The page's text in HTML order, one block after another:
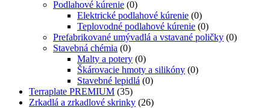
Podlahové kúrenie (0)
Elektrické podlahové kúrenie (0)
Teplovodné podlahové kúrenie (0)
Prefabrikované umývadlá a vstavané poličky (0)
Stavebná chémia (0)
Malty a potery (0)
Škárovacie hmoty a silikóny (0)
Stavebné lepidlá (0)
Terraplate PREMIUM (35)
Zrkadlá a zrkadlové skrinky (26)